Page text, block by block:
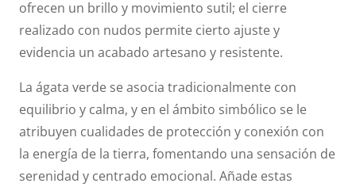
ofrecen un brillo y movimiento sutil; el cierre
realizado con nudos permite cierto ajuste y
evidencia un acabado artesano y resistente.
La ágata verde se asocia tradicionalmente con
equilibrio y calma, y en el ámbito simbólico se le
atribuyen cualidades de protección y conexión con
la energía de la tierra, fomentando una sensación de
serenidad y centrado emocional. Añade estas